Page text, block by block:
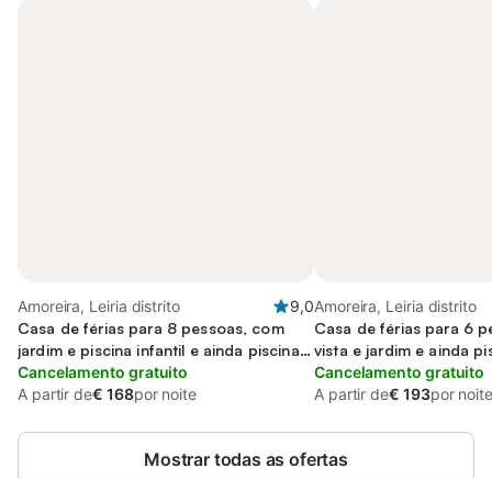
Amoreira, Leiria distrito
9,0
Casa de férias para 8 pessoas, com
jardim e piscina infantil e ainda piscina
and vista
Cancelamento gratuito
A partir de€ 168por noite
Amoreira, Leiria distrito
Casa de férias para 6
vista e jardim e ainda
Cancelamento gratuito
A partir de€ 193por noite
Mostrar todas as ofertas